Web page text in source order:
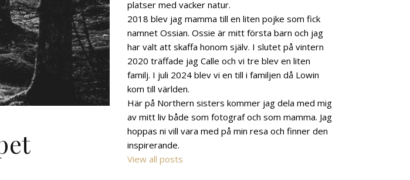
platser med vacker natur.
2018 blev jag mamma till en liten pojke som fick
namnet Ossian. Ossie är mitt första barn och jag
har valt att skaffa honom själv. I slutet på vintern
2020 träffade jag Calle och vi tre blev en liten
familj. I juli 2024 blev vi en till i familjen då Lowin
kom till världen.
Här på Northern sisters kommer jag dela med mig
av mitt liv både som fotograf och som mamma. Jag
hoppas ni vill vara med på min resa och finner den
inspirerande.
View all posts